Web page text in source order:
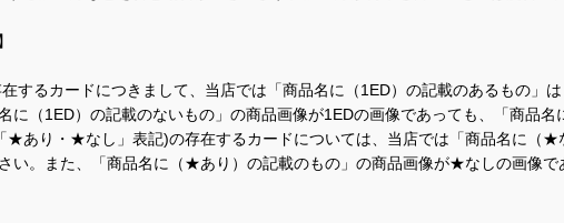
するカードにつきまして、当店では「商品名に（1ED）の記載のあるもの
に（1ED）の記載のないもの」の商品画像が1EDの画像であっても、「商品名
★あり・★なし」表記)の存在するカードについては、当店では「商品名に
い。また、「商品名に（★あり）の記載のもの」の商品画像が★なしの画像